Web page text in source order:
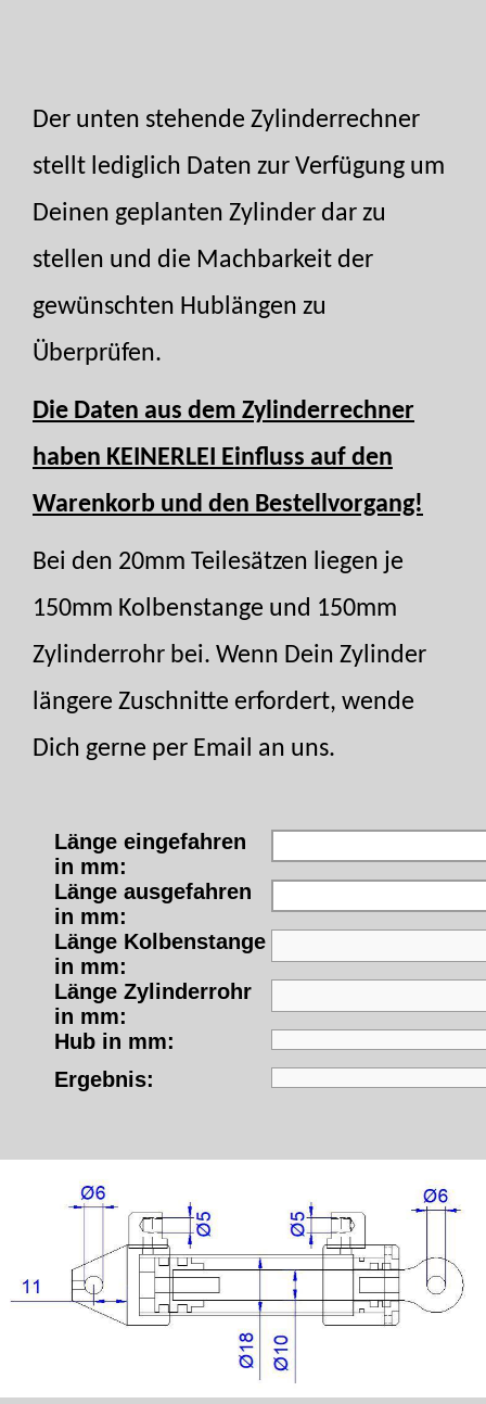
Der unten stehende Zylinderrechner
stellt lediglich Daten zur Verfügung um
Deinen geplanten Zylinder dar zu
stellen und die Machbarkeit der
gewünschten Hublängen zu
Überprüfen.
Die Daten aus dem Zylinderrechner
haben KEINERLEI Einfluss auf den
Warenkorb und den Bestellvorgang!
Bei den 20mm Teilesätzen liegen je
150mm Kolbenstange und 150mm
Zylinderrohr bei. Wenn Dein Zylinder
längere Zuschnitte erfordert, wende
Dich gerne per Email an uns.
Länge eingefahren
in mm:
Länge ausgefahren
in mm:
Länge Kolbenstange
in mm:
Länge Zylinderrohr
in mm:
Hub in mm:
Ergebnis: